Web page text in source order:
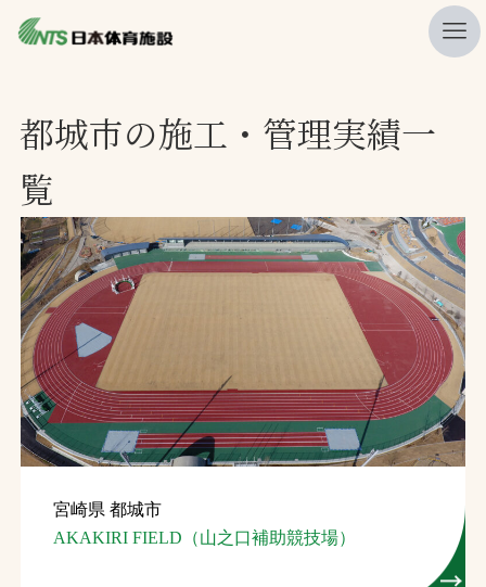
ニュース
プレスリリース
レポート
製品・サービス一覧
施工・管理実績一覧
会社概要
採用情報
検索
お問合せ
都城市の施工・管理実績一
覧
宮崎県 都城市
AKAKIRI FIELD（山之口補助競技場）